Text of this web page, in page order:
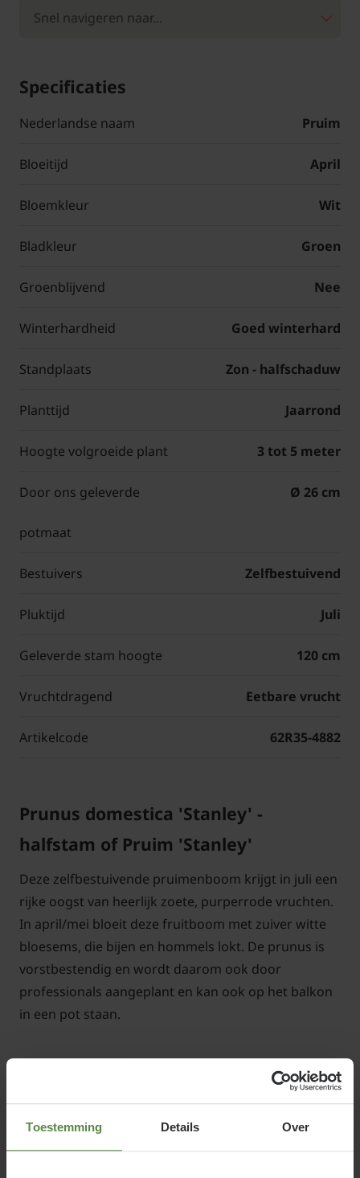
Toestemming Details Over
Specificaties
Nederlandse naam Pruim
Bloeitijd April
Bloemkleur Wit
Bladkleur Groen
Groenblijvend Nee
Winterhardheid Goed winterhard
Standplaats Zon - halfschaduw
Planttijd Jaarrond
Hoogte volgroeide plant 3 tot 5 meter
Door ons geleverde
potmaat
Ø 26 cm
Bestuivers Zelfbestuivend
Pluktijd Juli
Geleverde stam hoogte 120 cm
Vruchtdragend Eetbare vrucht
Artikelcode 62R35-4882
Prunus domestica 'Stanley' -
halfstam of Pruim 'Stanley'
Deze zelfbestuivende pruimenboom krijgt in juli een
rijke oogst van heerlijk zoete, purperrode vruchten.
In april/mei bloeit deze fruitboom met zuiver witte
bloesems, die bijen en hommels lokt. De prunus is
vorstbestendig en wordt daarom ook door
professionals aangeplant en kan ook op het balkon
in een pot staan.
Standplaats Prunus domestica